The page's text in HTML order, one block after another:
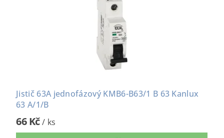
Jistič 63A jednofázový KMB6-B63/1 B 63 Kanlux
63 A/1/B
66 Kč/ ks